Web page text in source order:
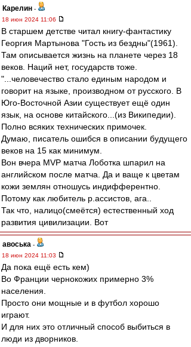
Карелин -
18 июн 2024 11:06
В старшем детстве читал книгу-фантастику
Георгия Мартынова "Гость из бездны"(1961).
Там описывается жизнь на планете через 18
веков. Наций нет, государств тоже.
"...человечество стало единым народом и
говорит на языке, производном от русского. В
Юго-Восточной Азии существует ещё один
язык, на основе китайского...(из Википедии).
Полно всяких технических примочек.
Думаю, писатель ошибся в описании будущего
веков на 15 как минимум.
Вон вчера MVP матча Лоботка шпарил на
английском после матча. Да и ваще к цветам
кожи землян отношусь индифферентно.
Потому как любитель р.ассистов, ага..
Так что, налицо(смеётся) естественный ход
развития цивилизации. Вот
авоська -
18 июн 2024 11:03
Да пока ещё есть кем)
Во Франции чернокожих примерно 3%
населения.
Просто они мощные и в футбол хорошо
играют.
И для них это отличный способ выбиться в
люди из дворников.